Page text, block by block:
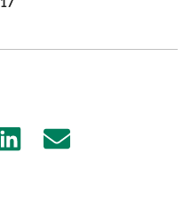
17
Share
Share